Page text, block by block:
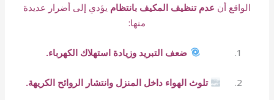
الواقع أن عدم تنظيف المكيف بانتظام يؤدي إلى أضرار عديدة
منها:
ضعف التبريد وزيادة استهلاك الكهرباء.
تلوث الهواء داخل المنزل وانتشار الروائح الكريهة.